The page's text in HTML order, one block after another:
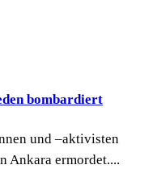
bombardiert
und –aktivisten
Ankara ermordet....